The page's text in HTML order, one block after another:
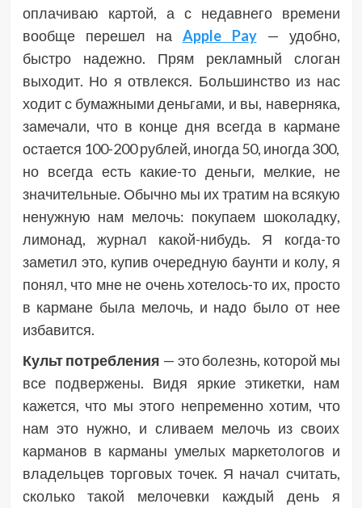
оплачиваю картой, а с недавнего времени
вообще перешел на Apple Pay— удобно,
быстро надежно. Прям рекламный слоган
выходит. Но я отвлекся. Большинство из нас
ходит с бумажными деньгами, и вы, наверняка,
замечали, что в конце дня всегда в кармане
остается 100-200 рублей, иногда 50, иногда 300,
но всегда есть какие-то деньги, мелкие, не
значительные. Обычно мы их тратим на всякую
ненужную нам мелочь: покупаем шоколадку,
лимонад, журнал какой-нибудь. Я когда-то
заметил это, купив очередную баунти и колу, я
понял, что мне не очень хотелось-то их, просто
в кармане была мелочь, и надо было от нее
избавится.
Культ потребления — это болезнь, которой мы
все подвержены. Видя яркие этикетки, нам
кажется, что мы этого непременно хотим, что
нам это нужно, и сливаем мелочь из своих
карманов в карманы умелых маркетологов и
владельцев торговых точек. Я начал считать,
сколько такой мелочевки каждый день я